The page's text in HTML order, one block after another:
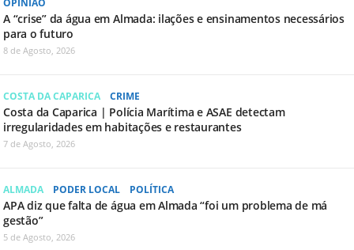
A “crise” da água em Almada: ilações e ensinamentos necessários
para o futuro
8 de Agosto, 2026
COSTA DA CAPARICA CRIME
Costa da Caparica | Polícia Marítima e ASAE detectam
irregularidades em habitações e restaurantes
7 de Agosto, 2026
ALMADA PODER LOCAL POLÍTICA
APA diz que falta de água em Almada “foi um problema de má
gestão”
5 de Agosto, 2026